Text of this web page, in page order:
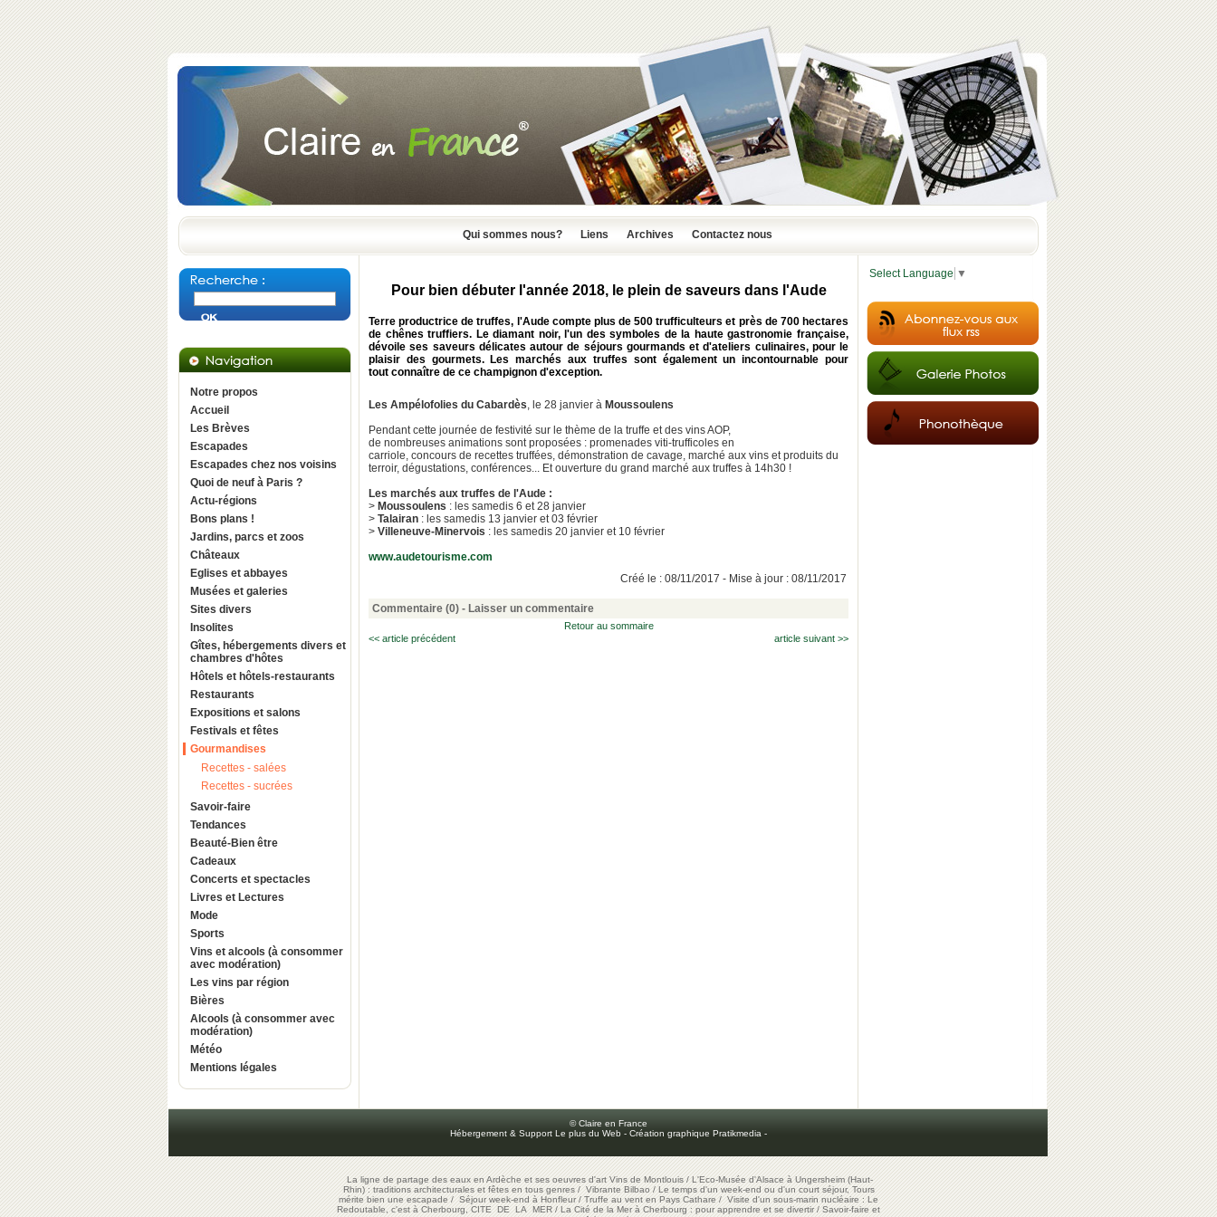
Qui sommes nous? Liens Archives Contactez nous
Notre propos
Accueil
Les Brèves
Escapades
Escapades chez nos voisins
Quoi de neuf à Paris ?
Actu-régions
Bons plans !
Jardins, parcs et zoos
Châteaux
Eglises et abbayes
Musées et galeries
Sites divers
Insolites
Gîtes, hébergements divers et
chambres d'hôtes
Hôtels et hôtels-restaurants
Restaurants
Expositions et salons
Festivals et fêtes
Gourmandises
Recettes - salées
Recettes - sucrées
Savoir-faire
Tendances
Beauté-Bien être
Cadeaux
Concerts et spectacles
Livres et Lectures
Mode
Sports
Vins et alcools (à consommer
avec modération)
Les vins par région
Bières
Alcools (à consommer avec
modération)
Météo
Mentions légales
Pour bien débuter l'année 2018, le plein de saveurs dans l'Aude
Terre productrice de truffes, l'Audecompte plus de 500 trufficulteurs et près de 700 hectares
de chênes truffiers. Le diamant noir, l'un des symboles de la haute gastronomie française,
dévoile ses saveurs délicates autour de séjours gourmands et d'ateliers culinaires, pour le
plaisir des gourmets. Les marchés aux truffes sont également un incontournable pour
tout connaître de ce champignon d'exception.
Les Ampélofolies du Cabardès, le 28 janvier à Moussoulens
Pendant cette journée de festivité sur le thème de la truffe et des vins AOP,
de nombreuses animations sont proposées : promenades viti-trufficoles en
carriole, concours de recettes truffées, démonstration de cavage, marché aux vins et produits du
terroir, dégustations, conférences... Et ouverture du grand marché aux truffes à 14h30 !
Les marchés aux truffes de l'Aude :
> Moussoulens : les samedis 6 et 28 janvier
> Talairan : les samedis 13 janvier et 03 février
> Villeneuve-Minervois : les samedis 20 janvier et 10 février
www.audetourisme.com
Créé le : 08/11/2017 - Mise à jour : 08/11/2017
Commentaire (0) - Laisser un commentaire
Retour au sommaire
article suivant >>
<< article précédent
Select Language ▼
© Claire en France
Hébergement & Support Le plus du Web - Création graphique Pratikmedia -
La ligne de partage des eaux en Ardèche et ses oeuvres d'art Vins de Montlouis/L'Eco-Musée d'Alsace à Ungersheim (Haut-
Rhin) : traditions architecturales et fêtes en tous genres/Vibrante Bilbao/Le temps d'un week-end ou d'un court séjour, Tours
mérite bien une escapade/Séjour week-end à Honfleur/Truffe au vent en Pays Cathare/Visite d'un sous-marin nucléaire : Le
Redoutable, c'est à Cherbourg, CITE DE LA MER/La Cité de la Mer à Cherbourg : pour apprendre et se divertir/Savoir-faire et